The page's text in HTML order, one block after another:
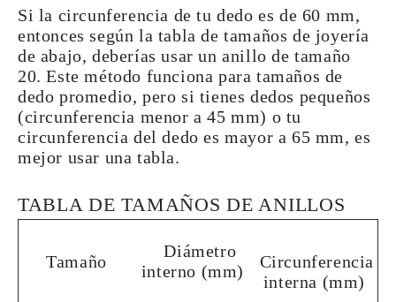
Si la circunferencia de tu dedo es de 60 mm,
entonces según la tabla de tamaños de joyería
de abajo, deberías usar un anillo de tamaño
20. Este método funcionapara tamaños de
dedo promedio, pero si tienes dedos pequeños
(circunferencia menor a 45 mm) o tu
circunferencia del dedo es mayor a 65 mm, es
mejor usar unatabla.
TABLA DE TAMAÑOS DE ANILLOS
Tamaño
Diámetro
interno (mm)
Circunferencia
interna (mm)